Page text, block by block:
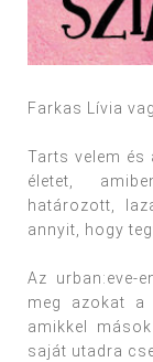
Farkas Lívia
Tarts velem és
életet,
határozott,
annyit, hogy
Az urban:eve-
meg azokat a
amikkel
saját utadra